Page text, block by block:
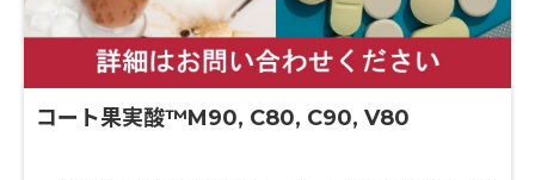
コート果実酸™M90, C80, C90, V80